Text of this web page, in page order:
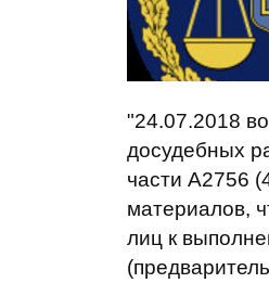
"24.07.2018
досудебных
части А2756
материалов,
лиц к